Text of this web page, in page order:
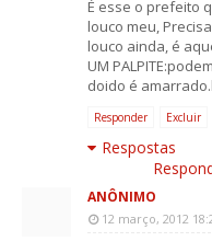
É esse o prefeito
louco meu,
louco ainda, é
UM
doido é
Responder Excluir
Respostas
ANÔNIMO
12 março, 2012